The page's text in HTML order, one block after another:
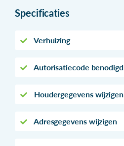
Specificaties
Verhuizing
Autorisatiecode benodigd
Houdergegevens wijzigen
Adresgegevens wijzigen